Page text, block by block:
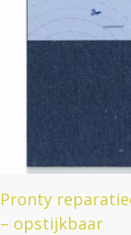
Pronty
– opstijkbaar